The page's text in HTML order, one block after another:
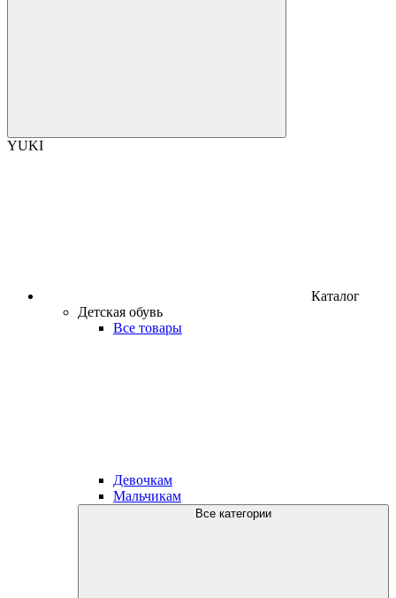
YUKI
Каталог
Детская обувь
Все товары
Девочкам
Мальчикам
Все категории